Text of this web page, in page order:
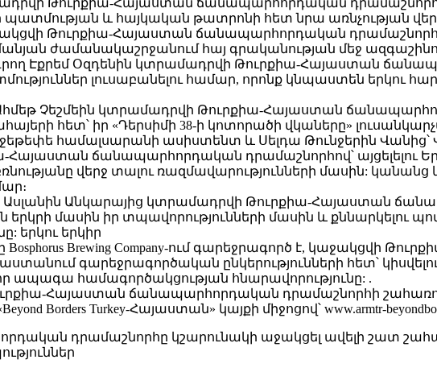
և հայկական թատրոնի հետ նրա առնչության
Թուրքիա-Հայաստան ճանապարհորդական
ժամանակաշրջանում հայ գրականության մեջ
Էքրեմ Օզդենին կտրամադրվի Թուրքիա-Հայաստան
լուսաբանելու համար, որոնք կնպաստեն երկու
Ահմեթ Չեշմեին կտրամադրվի Թուրքիա-Հայաստան
հետ՝ իր «Դերսիմի 38-ի կոտորածի վկաները»
համալսարանի ասիստենտ և Սելդա Թունջերին
Հայաստան ճանապարհորդական դրամաշնորհով՝ այցելելու
վերջ տալու ռազմավարությունների մասին:
Անկարայից կտրամադրվի Թուրքիա-Հայաստան
երկրի մասին իր տպավորությունների մասին և քննարկելու
երկու երկիր
Bosphorus Brewing Company-ում գարեջրագործ է, կաջակցվի
գարեջրագործական ընկերությունների հետ՝
ապագա համագործակցության հնարավորությունը: .
Հայաստան ճանապարհորդական դրամաշնորհի
Borders Turkey-Հայաստան» կայքի միջոցով՝ www.armtr-
դրամաշնորհը կշարունակի աջակցել ավելի շատ